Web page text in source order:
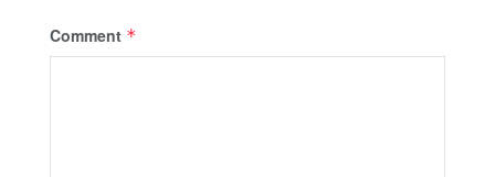
Comment *